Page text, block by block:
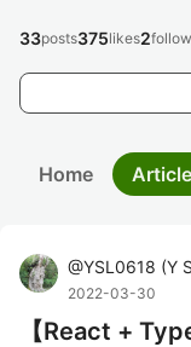
33posts375likes2
Home
@YSL0618 (Y
2022-03-30
【React +